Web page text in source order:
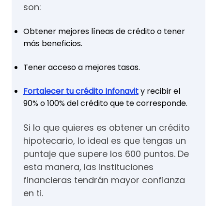
son:
Obtener mejores líneas de crédito o tener
más beneficios.
Tener acceso a mejores tasas.
Fortalecer tu crédito Infonavity recibir el
90% o 100% del crédito que te corresponde.
Si lo que quieres es obtener un crédito
hipotecario, lo ideal es que tengas un
puntaje que supere los 600 puntos. De
esta manera, las instituciones
financieras tendrán mayor confianza
en ti.